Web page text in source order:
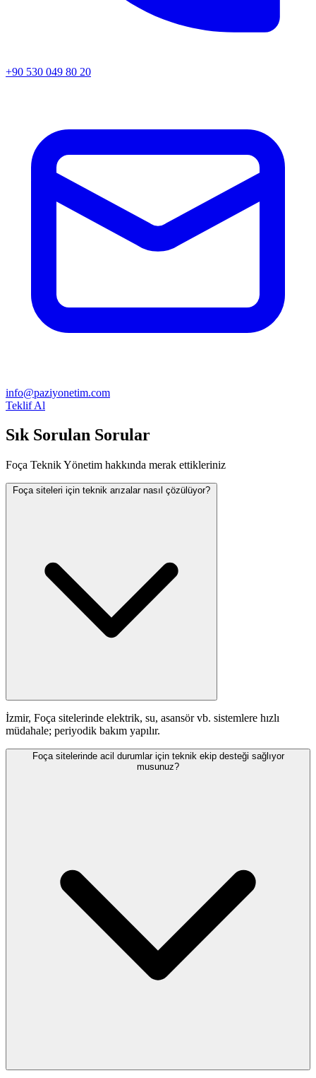
+90 530 049 80 20
info@paziyonetim.com
Teklif Al
Sık Sorulan Sorular
Foça Teknik Yönetim hakkında merak ettikleriniz
Foça siteleri için teknik arızalar nasıl çözülüyor?
İzmir, Foça sitelerinde elektrik, su, asansör vb. sistemlere hızlı
müdahale; periyodik bakım yapılır.
Foça sitelerinde acil durumlar için teknik ekip desteği sağlıyor
musunuz?